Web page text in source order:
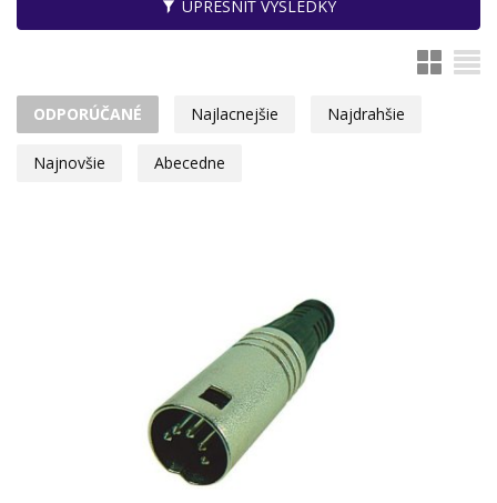
UPRESNIŤ VÝSLEDKY
ODPORÚČANÉ Najlacnejšie Najdrahšie
Najnovšie Abecedne